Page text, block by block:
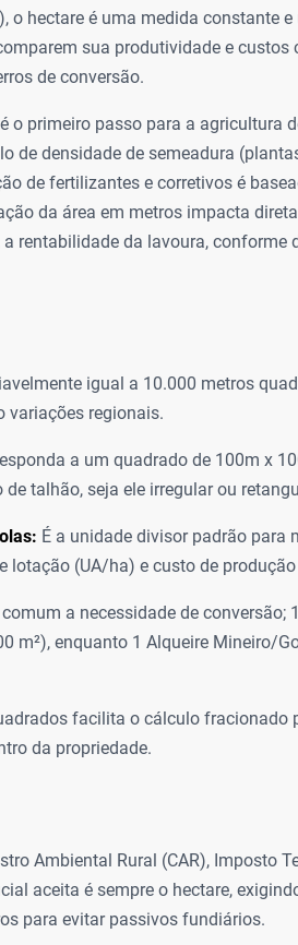
o hectare é uma medida constante
sua produtividade e custos
de conversão.
o primeiro passo para a agricultura
de densidade de semeadura
de fertilizantes e corretivos é
da área em metros impacta
rentabilidade da lavoura, conforme
igual a 10.000 metros
variações regionais.
a um quadrado de 100m x
talhão, seja ele irregular ou
É a unidade divisor padrão para
lotação (UA/ha) e custo de
a necessidade de conversão;
m²), enquanto 1 Alqueire Mineiro/
facilita o cálculo fracionado
da propriedade.
Ambiental Rural (CAR), Imposto
aceita é sempre o hectare,
para evitar passivos fundiários.